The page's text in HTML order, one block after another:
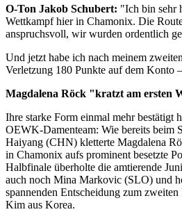
O-Ton Jakob Schubert: "Ich bin sehr
Wettkampf hier in Chamonix. Die
anspruchsvoll, wir wurden ordentlich
Und jetzt habe ich nach meinem
Verletzung 180 Punkte auf dem Konto
Magdalena Röck "kratzt am ersten
Ihre starke Form einmal mehr bestätigt
OEWK-Damenteam: Wie bereits beim
Haiyang (CHN) kletterte Magdalena
in Chamonix aufs prominent besetzte
Halbfinale überholte die amtierende
auch noch Mina Markovic (SLO) und
spannenden Entscheidung zum
Kim aus Korea.